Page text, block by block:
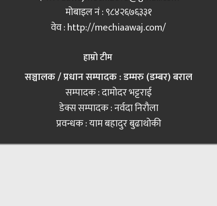
मोबाइल नं‍ : ९८४२६७६३३१
वेव : http://mechiaawaj.com/
हाम्रो टीम
सञ्चालक / प्रधान सम्पादक : डम्मरु (डम्बर) बराल
सम्पादक : दामोदर भट्टराई
डेक्स सम्पादक : नर्वदा निरौला
प्रवन्धक : याम बहादुर बुढाथोकी